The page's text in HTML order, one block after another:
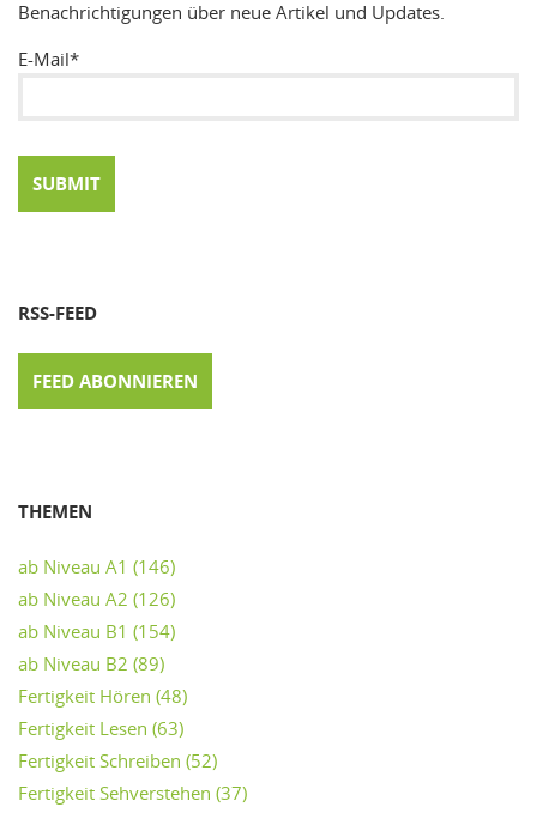
Benachrichtigungen über neue Artikel und Updates.
E-Mail*
RSS-FEED
FEED ABONNIEREN
THEMEN
ab Niveau A1 (146)
ab Niveau A2 (126)
ab Niveau B1 (154)
ab Niveau B2 (89)
Fertigkeit Hören (48)
Fertigkeit Lesen (63)
Fertigkeit Schreiben (52)
Fertigkeit Sehverstehen (37)